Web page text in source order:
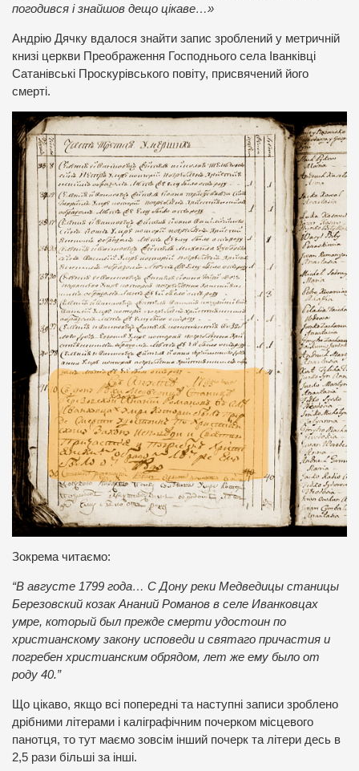
погодився і знайшов дещо цікаве…»
Андрію Дячку вдалося знайти запис зроблений у метричній
книзі церкви Преображення Господнього села Іванківці
Сатанівські Проскурівського повіту, присвячений його
смерті.
Зокрема читаємо:
“В августе 1799 года… С Дону реки Медведицы станицы
Березовский козак Ананий Романов в селе Иванковцах
умре, который был прежде смерти удостоин по
христианскому закону исповеди и святаго причастия и
погребен христианским обрядом, лет же ему было от
роду 40.”
Що цікаво, якщо всі попередні та наступні записи зроблено
дрібними літерами і каліграфічним почерком місцевого
панотця, то тут маємо зовсім інший почерк та літери десь в
2,5 рази більші за інші.